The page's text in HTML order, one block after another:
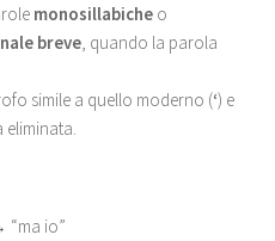
monosillabiche o
breve , quando la parola
simile a quello moderno (‘) e
“ma io”